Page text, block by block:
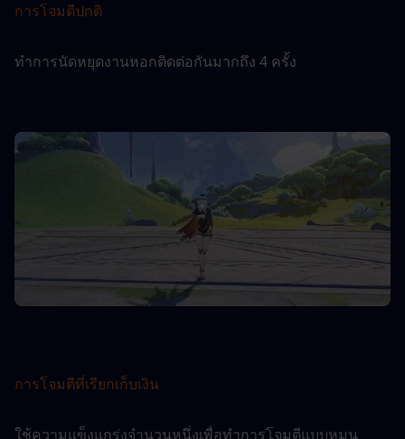
การโจมตีปกติ
ทำการนัดหยุดงานหอกติดต่อกันมากถึง 4 ครั้ง
การโจมตีที่เรียกเก็บเงิน
ใช้ความแข็งแกร่งจำนวนหนึ่งเพื่อทำการโจมตีแบบหมุน